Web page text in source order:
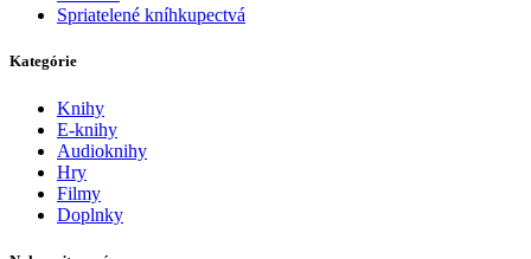
Spriatelené kníhkupectvá
Kategórie
Knihy
E-knihy
Audioknihy
Hry
Filmy
Doplnky